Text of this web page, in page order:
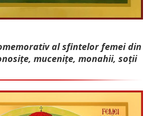
al sfintelor femei din
mu­cenițe, monahii, soții